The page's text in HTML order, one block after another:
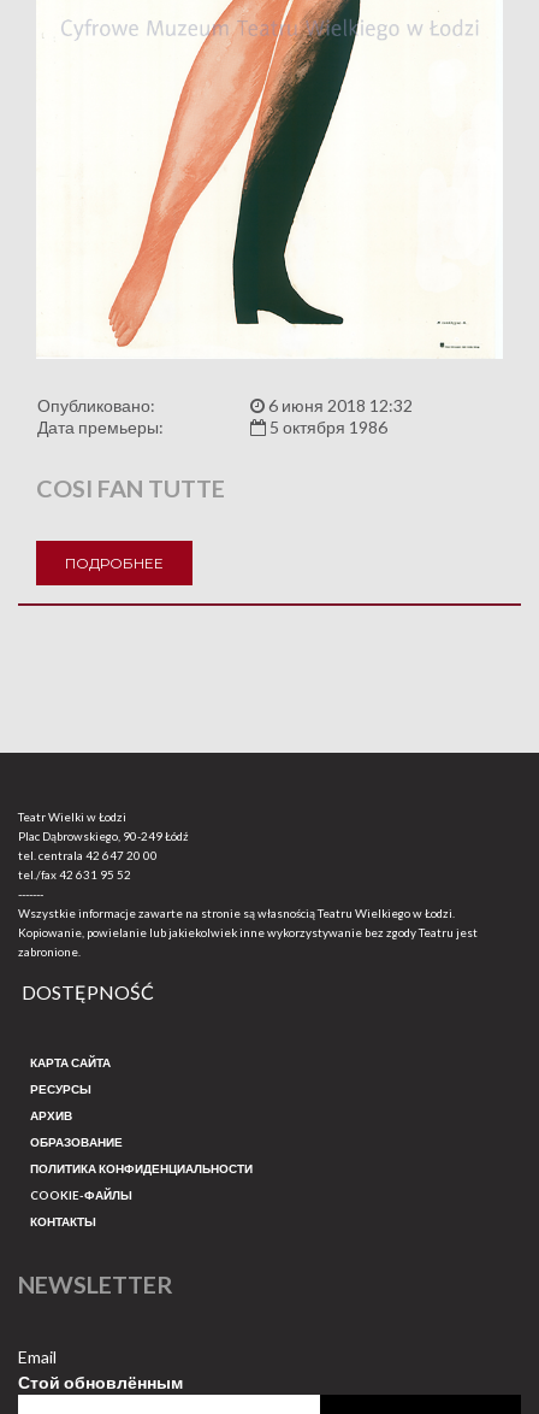
Опубликовано:
6 июня 2018 12:32
Дата премьеры:
5 октября 1986
COSI FAN TUTTE
ПОДРОБНЕЕ
Teatr Wielki w Łodzi
Plac Dąbrowskiego, 90-249 Łódź
tel. centrala 42 647 20 00
tel./fax42 631 95 52
-------
Wszystkie informacje zawarte na stronie są własnością Teatru Wielkiego w Łodzi.
Kopiowanie, powielanie lub jakiekolwiek inne wykorzystywanie bez zgody Teatru jest
zabronione.
DOSTĘPNOŚĆ
КАРТА САЙТА
РЕСУРСЫ
АРХИВ
ОБРАЗОВАНИЕ
ПОЛИТИКА КОНФИДЕНЦИАЛЬНОСТИ
COOKIE-ФАЙЛЫ
КОНТАКТЫ
NEWSLETTER
Email
Стой обновлённым